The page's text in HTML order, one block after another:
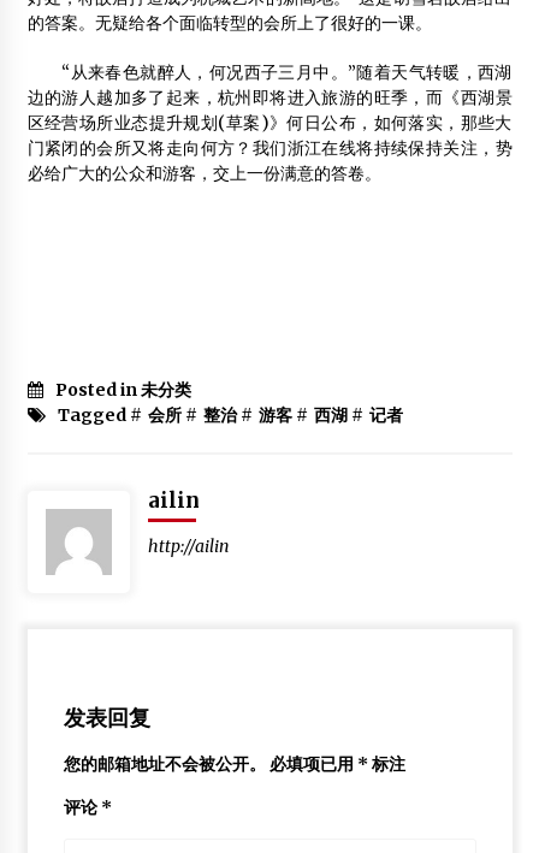
的答案。无疑给各个面临转型的会所上了很好的一课。
“从来春色就醉人，何况西子三月中。”随着天气转暖，西湖
边的游人越加多了起来，杭州即将进入旅游的旺季，而《西湖景
区经营场所业态提升规划(草案)》何日公布，如何落实，那些大
门紧闭的会所又将走向何方？我们浙江在线将持续保持关注，势
必给广大的公众和游客，交上一份满意的答卷。
Posted in 未分类
Tagged # 会所# 整治# 游客# 西湖# 记者
ailin
http://ailin
发表回复
您的邮箱地址不会被公开。 必填项已用 * 标注
评论 *